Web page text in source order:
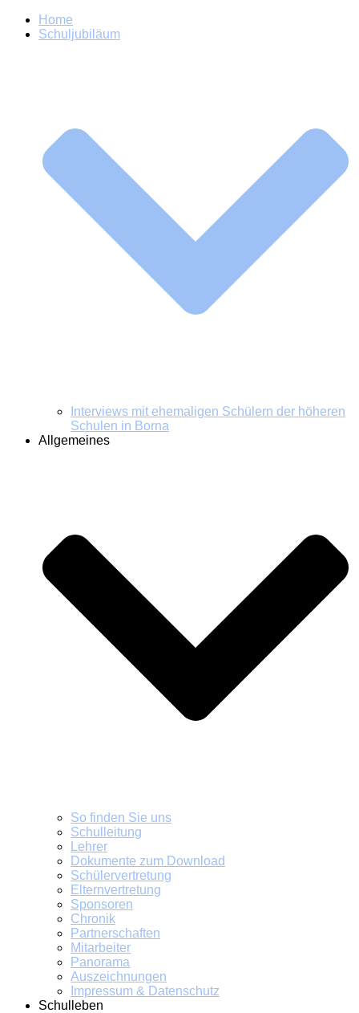
Home
Schuljubiläum
Interviews mit ehemaligen Schülern der höheren
Schulen in Borna
Allgemeines
So finden Sie uns
Schulleitung
Lehrer
Dokumente zum Download
Schülervertretung
Elternvertretung
Sponsoren
Chronik
Partnerschaften
Mitarbeiter
Panorama
Auszeichnungen
Impressum & Datenschutz
Schulleben